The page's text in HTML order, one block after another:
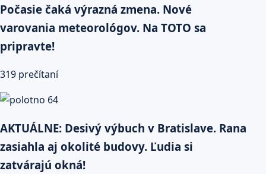
Počasie čaká výrazná zmena. Nové
varovania meteorológov. Na TOTO sa
pripravte!
319 prečítaní
AKTUÁLNE: Desivý výbuch v Bratislave. Rana
zasiahla aj okolité budovy. Ľudia si
zatvárajú okná!